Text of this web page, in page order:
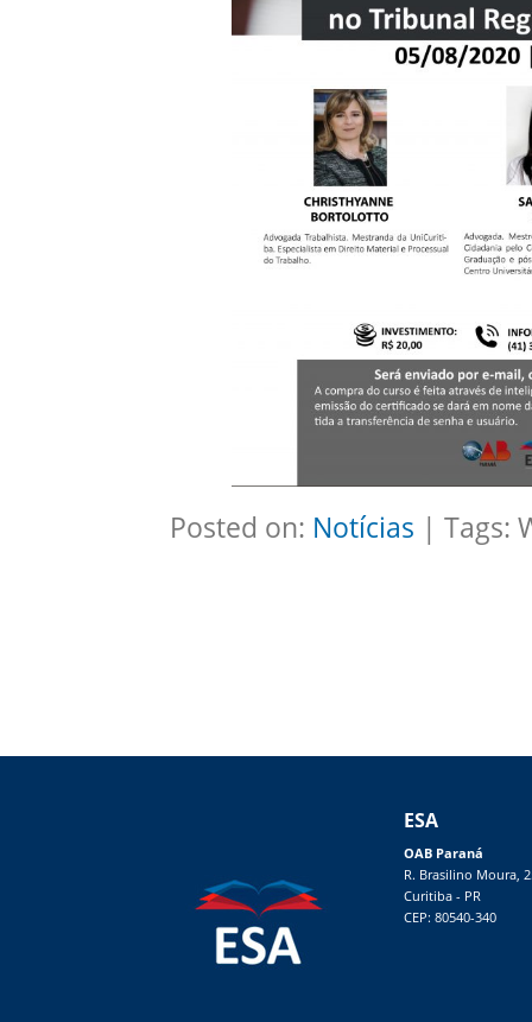
Posted on: Notícias | Tags:
ESA
OAB Paraná
R. Brasilino Moura,
Curitiba - PR
CEP: 80540-340